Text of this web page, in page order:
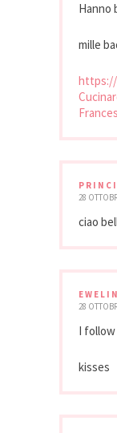
Hanno
mille
https://
28
ciao
28
I
kisses